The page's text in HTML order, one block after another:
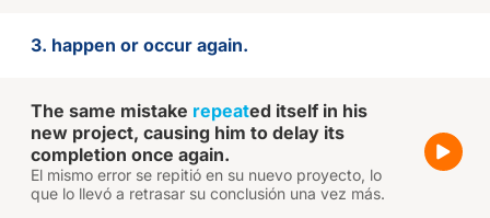
3. happen or occur again.
The same mistake repeated itself in his
new project, causing him to delay its
completion once again.
El mismo error se repitió en su nuevo proyecto, lo
que lo llevó a retrasar su conclusión una vez más.